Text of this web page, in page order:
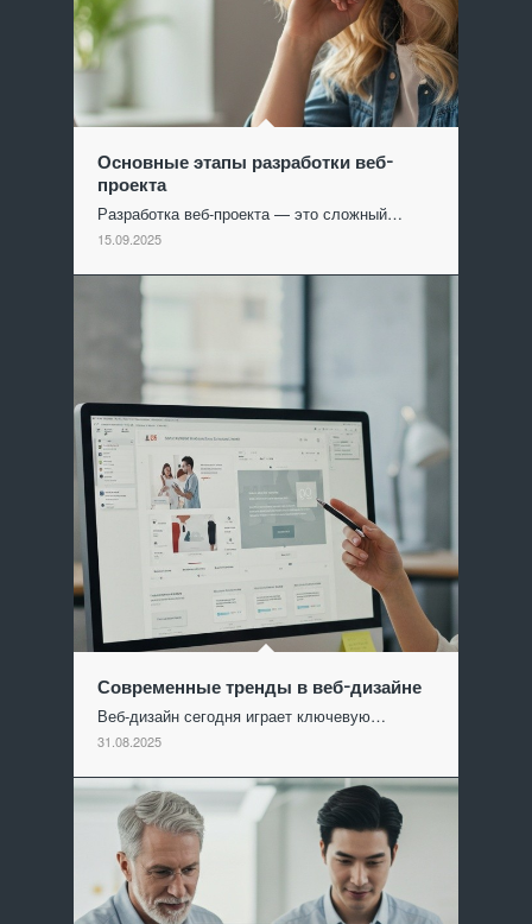
Основные этапы разработки веб-
проекта
Разработка веб-проекта — это сложный…
15.09.2025
Современные тренды в веб-дизайне
Веб-дизайн сегодня играет ключевую…
31.08.2025